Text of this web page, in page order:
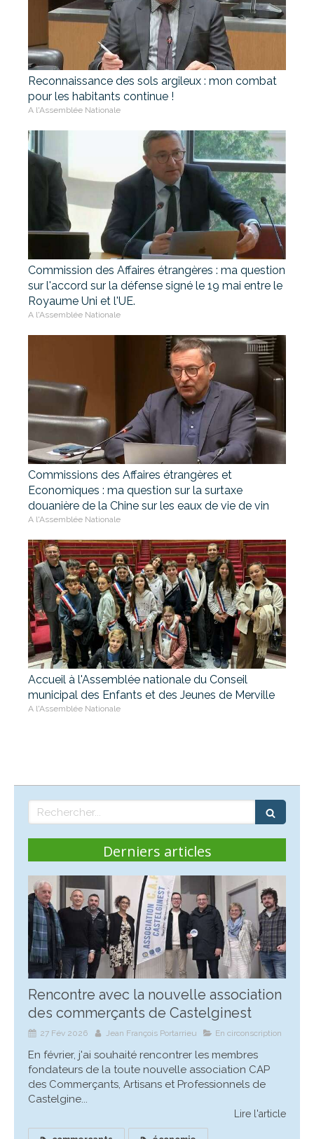
Reconnaissance des sols argileux : mon combat
pour les habitants continue !
A l'Assemblée Nationale
Commission des Affaires étrangères : ma question
sur l'accord sur la défense signé le 19 mai entre le
Royaume Uni et l'UE.
A l'Assemblée Nationale
Commissions des Affaires étrangères et
Economiques : ma question sur la surtaxe
douanière de la Chine sur les eaux de vie de vin
A l'Assemblée Nationale
Accueil à l'Assemblée nationale du Conseil
municipal des Enfants et des Jeunes de Merville
A l'Assemblée Nationale
Rechercher
Derniers articles
Rencontre avec la nouvelle association
des commerçants de Castelginest
27 Fév 2026 Jean François Portarrieu En circonscription
En février, j'ai souhaité rencontrer les membres
fondateurs de la toute nouvelle association CAP
des Commerçants, Artisans et Professionnels de
Castelgine...
Lire l'article